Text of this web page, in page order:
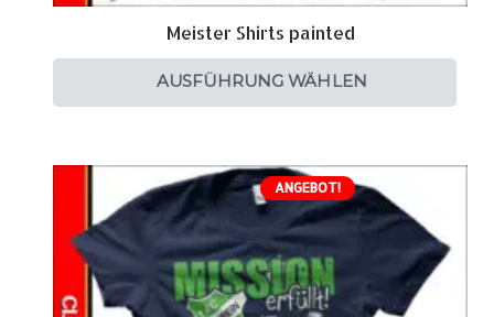
Meister Shirts painted
AUSFÜHRUNG WÄHLEN
ANGEBOT!